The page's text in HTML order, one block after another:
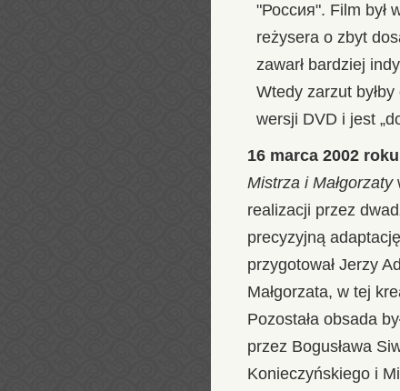
"Россия". Film był
reżysera o zbyt
zawarł bardziej
Wtedy zarzut
wersji DVD i jest
16 marca 2002 roku
Mistrza i Małgorzaty
realizacji przez
precyzyjną
przygotował Jerzy
Małgorzata, w tej
Pozostała obsada
przez Bogusława
Konieczyńskiego i